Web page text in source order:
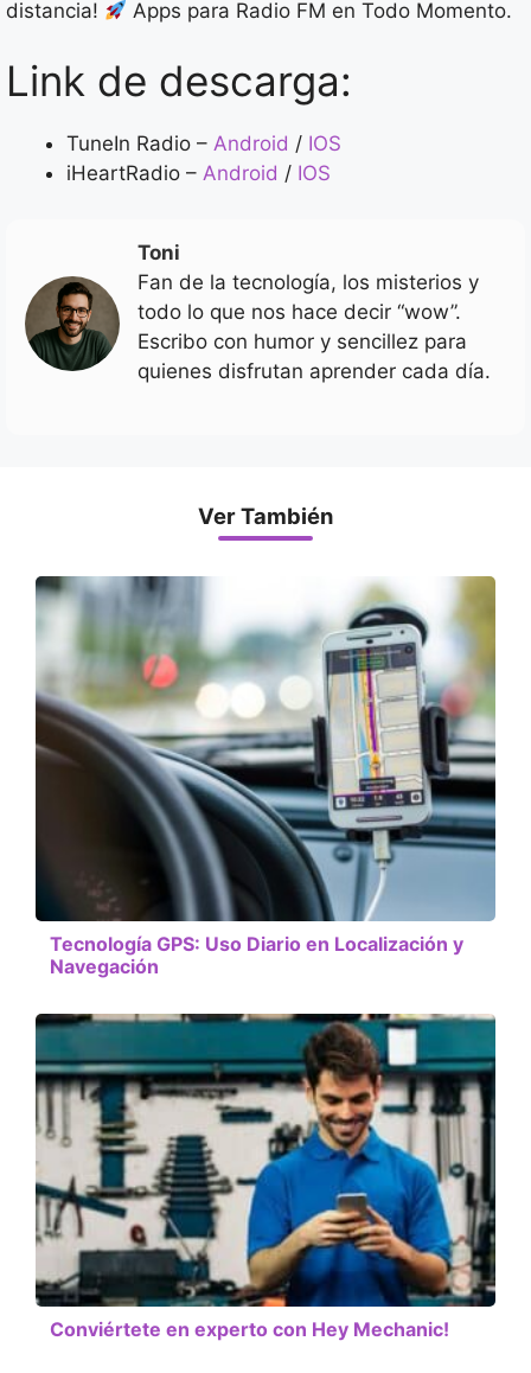
distancia!
Apps para Radio FM en Todo Momento.
Link de descarga:
TuneIn Radio – Android / IOS
iHeartRadio – Android / IOS
Toni
Fan de la tecnología, los misterios y
todo lo que nos hace decir “wow”.
Escribo con humor y sencillez para
quienes disfrutan aprender cada día.
Ver También
Tecnología GPS: Uso Diario en Localización y
Navegación
Conviértete en experto con Hey Mechanic!